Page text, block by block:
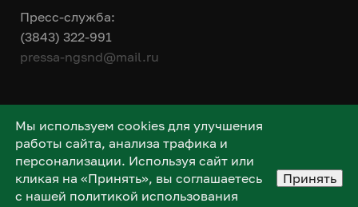
Пресс-служба:
(3843) 322-991
pressa-ngsnd@mail.ru
Мы используем cookies для улучшения
работы сайта, анализа трафика и
персонализации. Используя сайт или
кликая на «Принять», вы соглашаетесь
с нашей политикой использования
Принять